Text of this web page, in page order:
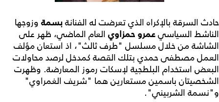
حادث السرقة بالإكراه الذي تعرضت له الفنانةبسمة وزوجها
الناشط السياسيعمرو حمزاوي العام الماضي، ظهر على
الشاشة من خلال مسلسل "طرف ثالث"، اذ استعان مؤلف
العمل مصطفى حمدي بتلك القصة كمدخل لرصد محاولات
البعض استخدام البلطجية لإسكات رموز المعارضة. وظهرت
الشخصيتان باسمين مستعارين هما "شريف الغمراوي"
و"نسمة الشربيني".